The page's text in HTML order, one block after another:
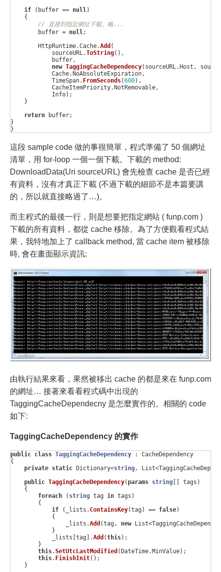
if
( buffer == null )
{
// 直接到指定網址下載。略...
buffer = null ;
HttpRuntime.Cache.Add (
sourceURL .ToString(),
buffer ,
new TaggingCacheDependency( sourceURL .Host ,
Cache.NoAbsoluteExpiration ,
TimeSpan. FromSeconds(600),
CacheItemPriority.NotRemovable ,
Info);
}
return
buffer;
}
}
這段 sample code 做的事很簡單，程式準備了 50 個網址
清單，用 for-loop 一個一個下載。下載的 method:
DownloadData(Uri sourceURL) 會先檢查 cache 是否已經
有資料，沒有才真正下載 (不過下載的細節不是本篇要講
的，所以就直接略過了…)。
而主程式的最後一行，則是想要把指定網站 ( funp.com )
下載的所有資料，都從 cache 移除。為了方便觀看程式結
果，我特地加上了 callback method, 當 cache item 被移除
時, 會在畫面顯示資訊:
由執行結果來看，果然被移出 cache 的都是來在 funp.com
的網址… 接著來看看程式碼中出現的
TaggingCacheDependecny 是怎麼實作的。相關的 code
如下:
TaggingCacheDependency 的實作
public class TaggingCacheDependency :
CacheDependency
{
private static Dictionary<string, List<
public TaggingCacheDependency(params string tags )
{
foreach
( string tag in tags )
{
if
( _lists .ContainsKey(tag ) == false)
{
_lists .Add (tag , new List<
}
_lists tag ].Add (this);
}
this.SetUtcLastModified ( DateTime. MinValue);
this. FinishInit();
}